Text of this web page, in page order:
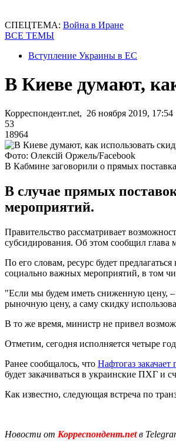
СПЕЦТЕМА: Война в Иране
ВСЕ ТЕМЫ
Вступление Украины в ЕС
В Киеве думают,
Корреспондент.net, 26 ноября 2019, 17:54
53
18964
Фото: Олексій Оржель/Facebook
В Кабмине заговорили о прямых
В случае прямых
мероприятий.
Правительство рассматривает
субсидирования. Об этом сообщил
По его словам, ресурс будет
социально важных мероприятий, в том
"Если мы будем иметь сниженную цену, –
рыночную цену, а саму скидку
В то же время, министр не привел
Отметим, сегодня исполняется четыре
Ранее сообщалось, что Нафтогаз
будет закачиваться в украинские ПХГ и
Как известно, следующая встреча по
Новости от Корреспондент.netв